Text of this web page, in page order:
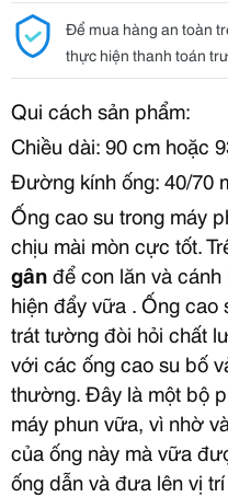
Để mua hàng an toàn
thực hiện thanh toán
Qui cách sản phẩm:
Chiều dài: 90 cm hoặc
Đường kính ống: 40/70
Ống cao su trong máy
chịu mài mòn cực tốt.
gânđể con lăn và
hiện đẩy vữa . Ống
trát tường đòi hỏi chất
với các ống cao su bố
thường. Đây là một bộ
máy phun vữa, vì nhờ
của ống này mà vữa
ống dẫn và đưa lên vị